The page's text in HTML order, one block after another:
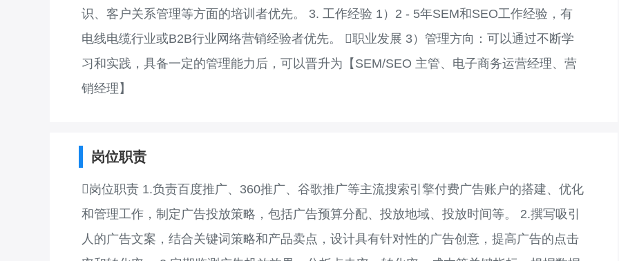
识、客户关系管理等方面的培训者优先。 3. 工作经验 1）2 - 5年SEM和SEO工作经验，有
电线电缆行业或B2B行业网络营销经验者优先。 职业发展 3）管理方向：可以通过不断学
习和实践，具备一定的管理能力后，可以晋升为【SEM/SEO 主管、电子商务运营经理、营
销经理】
岗位职责
岗位职责 1.负责百度推广、360推广、谷歌推广等主流搜索引擎付费广告账户的搭建、优化
和管理工作，制定广告投放策略，包括广告预算分配、投放地域、投放时间等。 2.撰写吸引
人的广告文案，结合关键词策略和产品卖点，设计具有针对性的广告创意，提高广告的点击